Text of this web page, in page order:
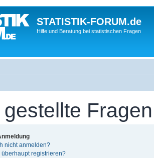
STATISTIK-FORUM.de
Hilfe und Beratung bei statistischen Fragen
Fragen
nicht anmelden?
registrieren?